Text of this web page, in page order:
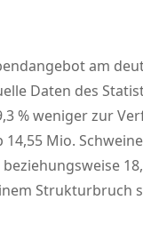
am
Daten des
% weniger zur
Mio.